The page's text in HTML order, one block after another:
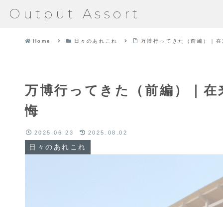
Output Assort
Home 日々のあれこれ 万博行ってきた（前編）｜
万博行ってきた（前編）｜
悔
日々のあれこれ
2025.06.23 2025.08.02